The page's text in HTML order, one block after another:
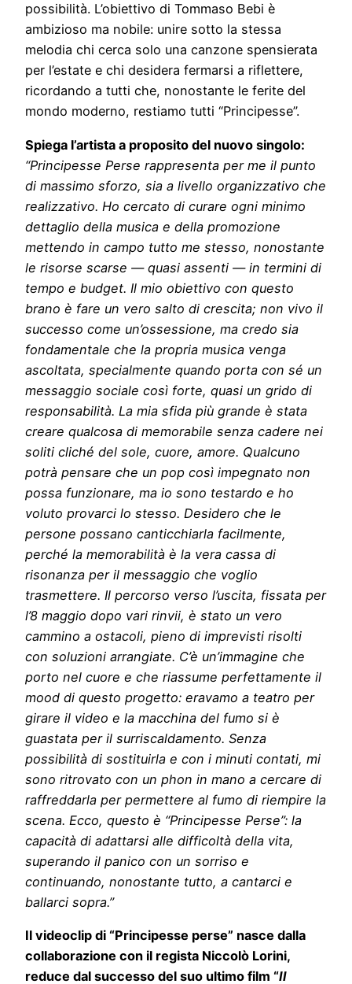
possibilità. L’obiettivo di Tommaso Bebi è
ambizioso ma nobile: unire sotto la stessa
melodia chi cerca solo una canzone spensierata
per l’estate e chi desidera fermarsi a riflettere,
ricordando a tutti che, nonostante le ferite del
mondo moderno, restiamo tutti “Principesse”.
Spiega l’artista a proposito del nuovo singolo:
“Principesse Perse rappresenta per me il punto
di massimo sforzo, sia a livello organizzativo che
realizzativo. Ho cercato di curare ogni minimo
dettaglio della musica e della promozione
mettendo in campo tutto me stesso, nonostante
le risorse scarse — quasi assenti — in termini di
tempo e budget. Il mio obiettivo con questo
brano è fare un vero salto di crescita; non vivo il
successo come un’ossessione, ma credo sia
fondamentale che la propria musica venga
ascoltata, specialmente quando porta con sé un
messaggio sociale così forte, quasi un grido di
responsabilità. La mia sfida più grande è stata
creare qualcosa di memorabile senza cadere nei
soliti cliché del sole, cuore, amore. Qualcuno
potrà pensare che un pop così impegnato non
possa funzionare, ma io sono testardo e ho
voluto provarci lo stesso. Desidero che le
persone possano canticchiarla facilmente,
perché la memorabilità è la vera cassa di
risonanza per il messaggio che voglio
trasmettere. Il percorso verso l’uscita, fissata per
l’8 maggio dopo vari rinvii, è stato un vero
cammino a ostacoli, pieno di imprevisti risolti
con soluzioni arrangiate. C’è un’immagine che
porto nel cuore e che riassume perfettamente il
mood di questo progetto: eravamo a teatro per
girare il video e la macchina del fumo si è
guastata per il surriscaldamento. Senza
possibilità di sostituirla e con i minuti contati, mi
sono ritrovato con un phon in mano a cercare di
raffreddarla per permettere al fumo di riempire la
scena. Ecco, questo è “Principesse Perse”: la
capacità di adattarsi alle difficoltà della vita,
superando il panico con un sorriso e
continuando, nonostante tutto, a cantarci e
ballarci sopra.”
Il videoclip di “Principesse perse” nasce dalla
collaborazione con il regista Niccolò Lorini,
reduce dal successo del suo ultimo film “Il